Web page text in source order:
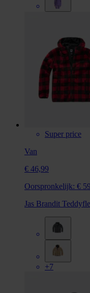
Super price
Van
€ 46,99
Oorspronkelijk: €
Jas Brandit
+7